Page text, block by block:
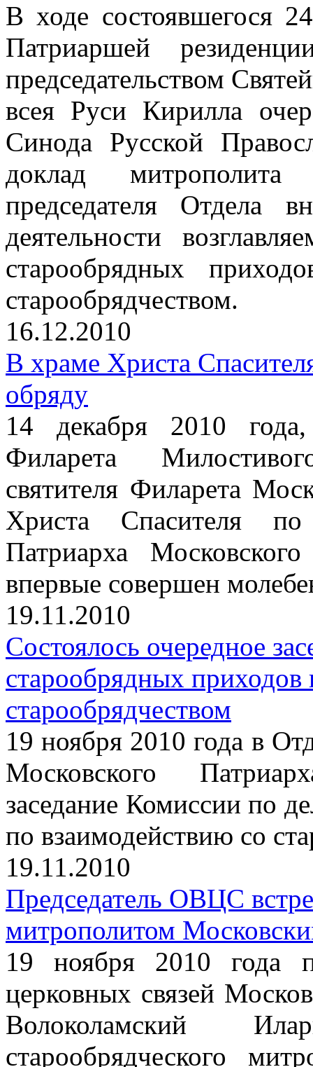
В ходе состоявшегося
Патриаршей
председательством
всея Руси Кирилла
Синода Русской
доклад митрополита
председателя Отдела
деятельности
старообрядных
старообрядчеством.
16.12.2010
В храме Христа
обряду
14 декабря 2010
Филарета
святителя Филарета
Христа Спасителя по
Патриарха
впервые совершен
19.11.2010
Состоялось очередное
старообрядных
старообрядчеством
19 ноября 2010 года в
Московского
заседание Комиссии по
по взаимодействию со
19.11.2010
Председатель ОВЦС
митрополитом
19 ноября 2010 года
церковных связей
Волоколамский
старообрядческого